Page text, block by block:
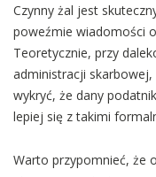
Czynny żal jest
poweźmie wiadomości
Teoretycznie, przy
administracji
wykryć, że dany
lepiej się z takimi
Warto przypomnieć, że